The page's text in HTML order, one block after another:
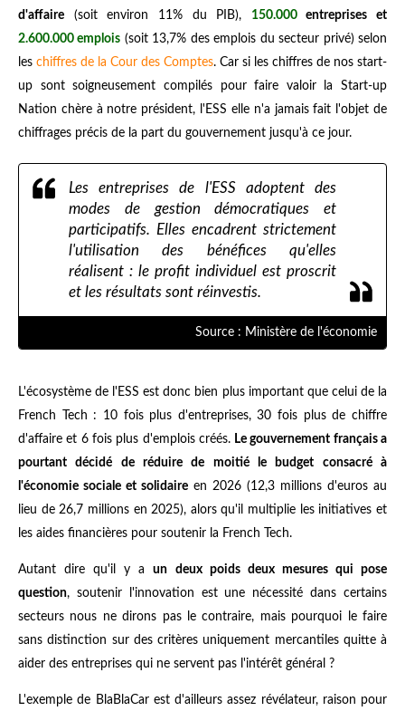
L'écosystème del'ESS représente 329milliards d'euros de chiffre
d'affaire(soit environ 11% du PIB),150.000entreprises et
2.600.000 emplois(soit 13,7% des emplois du secteur privé) selon
les
chiffres de la Cour des Comptes . Car si les chiffres de nos start-
up sont soigneusement compilés pour faire valoir la Start-up
Nation chère à notre président, l'ESS elle n'a jamais fait l'objet de
Les entreprises de l'ESS adoptent des
modes de gestion démocratiques et
participatifs. Elles encadrent strictement
l'utilisation des bénéfices qu'elles
réalisent : le profit individuel est proscrit
et les résultats sont réinvestis.
L'écosystème de l'ESS est donc bien plus important que celui de la
French Tech : 10 fois plus d'entreprises, 30 fois plus de chiffre
d'affaire et 6 fois plus d'emplois créés.Le gouvernement français a
pourtant décidé de réduire de moitié le budget consacré à
l'économie sociale et solidaire en 2026 (12,3 millions d'euros au
lieu de 26,7 millions en 2025), alors qu'il multiplie les initiatives et
Autant dire qu'il y aun deux poids deux mesures qui pose
question , soutenir l'innovation est une nécessité dans certains
secteurs nous ne dirons pas le contraire, mais pourquoi le faire
sans distinction sur des critères uniquement mercantiles quitte à